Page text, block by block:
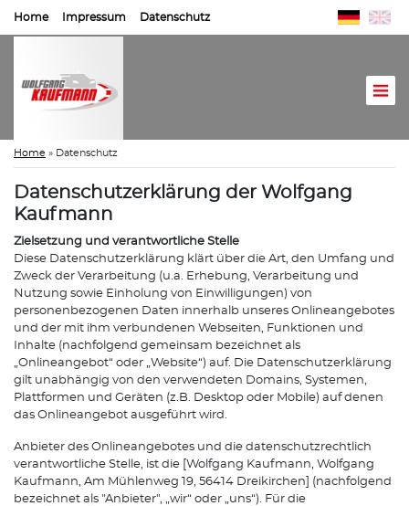
Home Impressum Datenschutz
Home » Datenschutz
Datenschutzerklärung der Wolfgang
Kaufmann
Zielsetzung und verantwortliche Stelle
Diese Datenschutzerklärung klärt über die Art, den Umfang und
Zweck der Verarbeitung (u.a. Erhebung, Verarbeitung und
Nutzung sowie Einholung von Einwilligungen) von
personenbezogenen Daten innerhalb unseres Onlineangebotes
und der mit ihm verbundenen Webseiten, Funktionen und
Inhalte (nachfolgend gemeinsam bezeichnet als
„Onlineangebot“ oder „Website“) auf. Die Datenschutzerklärung
gilt unabhängig von den verwendeten Domains, Systemen,
Plattformen und Geräten (z.B. Desktop oder Mobile) auf denen
das Onlineangebot ausgeführt wird.
Anbieter des Onlineangebotes und die datenschutzrechtlich
verantwortliche Stelle, ist die [Wolfgang Kaufmann, Wolfgang
Kaufmann, Am Mühlenweg 19, 56414 Dreikirchen] (nachfolgend
bezeichnet als "Anbieter", „wir“ oder „uns“). Für die